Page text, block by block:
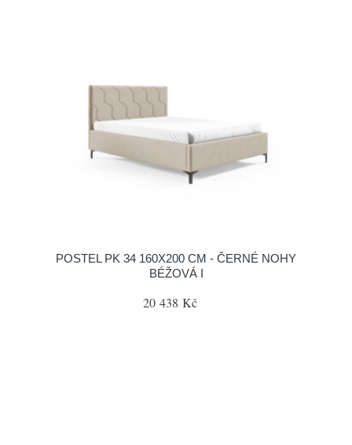
POSTEL PK 34 160X200 CM - ČERNÉ NOHY
BÉŽOVÁ I
20 438 Kč